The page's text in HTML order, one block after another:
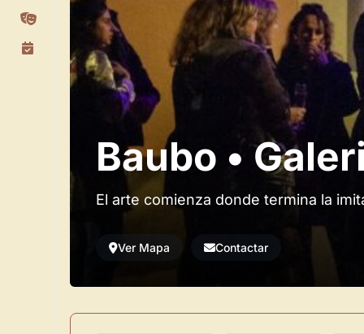
Baubo •
El arte comienza donde termina la
Ver Mapa Contactar